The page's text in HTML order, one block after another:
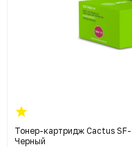
Тонер-картридж Cactus
Черный